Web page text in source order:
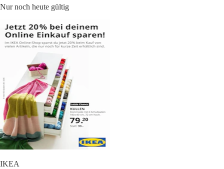
Nur noch heute gültig
IKEA